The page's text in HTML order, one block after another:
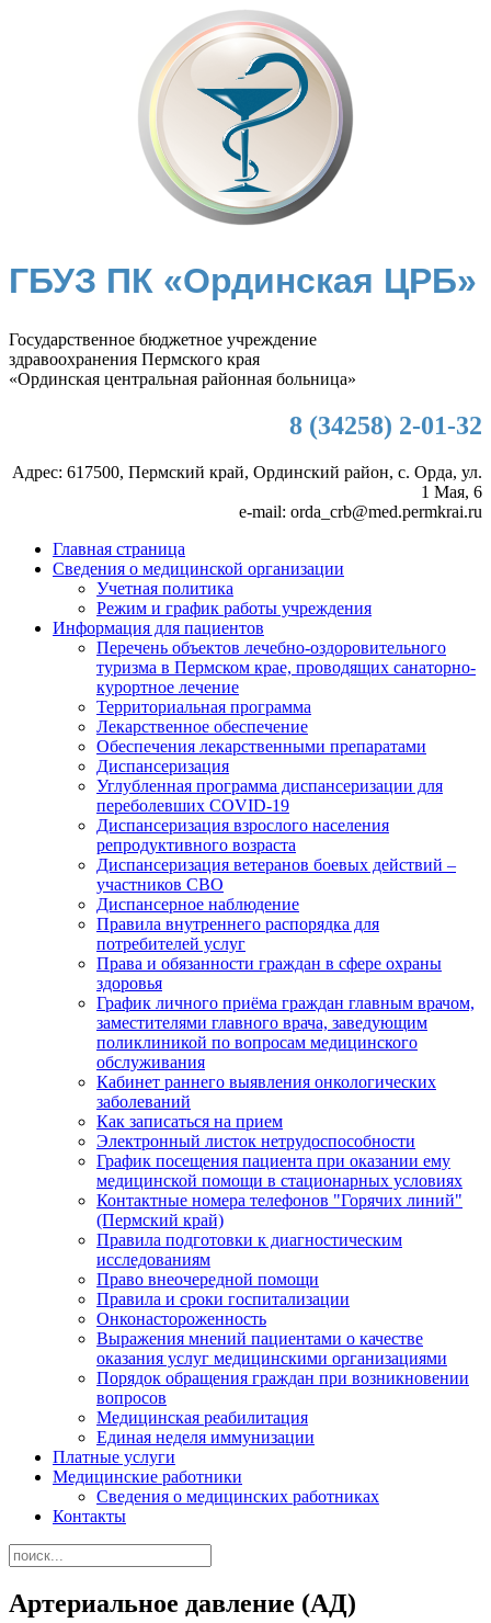
ГБУЗ ПК «Ординская ЦРБ»
Государственное бюджетное учреждение
здравоохранения Пермского края
«Ординская центральная районная больница»
8 (34258) 2-01-32
Адрес: 617500, Пермский край, Ординский район, с. Орда, ул.
1 Мая, 6
e-mail: orda_crb@med.permkrai.ru
Главная страница
Сведения о медицинской организации
Учетная политика
Режим и график работы учреждения
Информация для пациентов
Перечень объектов лечебно-оздоровительного
туризма в Пермском крае, проводящих санаторно-
курортное лечение
Территориальная программа
Лекарственное обеспечение
Обеспечения лекарственными препаратами
Диспансеризация
Углубленная программа диспансеризации для
переболевших COVID-19
Диспансеризация взрослого населения
репродуктивного возраста
Диспансеризация ветеранов боевых действий –
участников СВО
Диспансерное наблюдение
Правила внутреннего распорядка для
потребителей услуг
Права и обязанности граждан в сфере охраны
здоровья
График личного приёма граждан главным врачом,
заместителями главного врача, заведующим
поликлиникой по вопросам медицинского
обслуживания
Кабинет раннего выявления онкологических
заболеваний
Как записаться на прием
Электронный листок нетрудоспособности
График посещения пациента при оказании ему
медицинской помощи в стационарных условиях
Контактные номера телефонов "Горячих линий"
(Пермский край)
Правила подготовки к диагностическим
исследованиям
Право внеочередной помощи
Правила и сроки госпитализации
Онконастороженность
Выражения мнений пациентами о качестве
оказания услуг медицинскими организациями
Порядок обращения граждан при возникновении
вопросов
Медицинская реабилитация
Единая неделя иммунизации
Платные услуги
Медицинские работники
Сведения о медицинских работниках
Контакты
Артериальное давление (АД)